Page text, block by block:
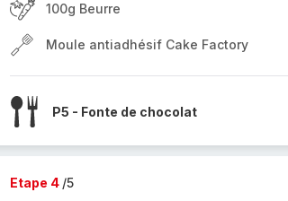
100g Beurre
Moule antiadhésif Cake Factory
P5 - Fonte de chocolat
Etape 4 /5